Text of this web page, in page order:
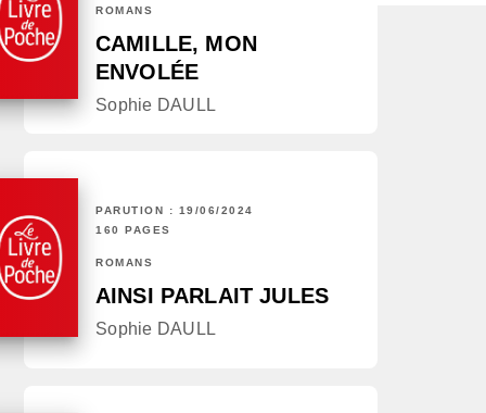
ROMANS
CAMILLE, MON
ENVOLÉE
Sophie DAULL
PARUTION : 19/06/2024
160 PAGES
ROMANS
AINSI PARLAIT JULES
Sophie DAULL